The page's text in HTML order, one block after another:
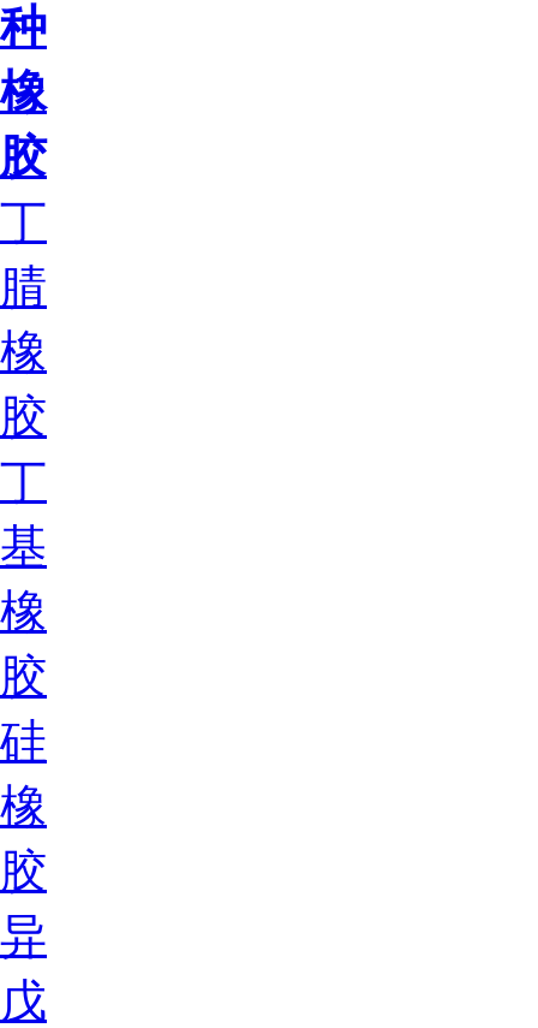
种
橡
胶
丁
腈
橡
胶
丁
基
橡
胶
硅
橡
胶
异
戊